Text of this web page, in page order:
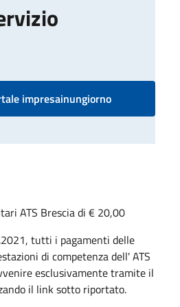
impresainungiorno
ATS Brescia di € 20,00
tutti i pagamenti delle
di competenza dell' ATS
esclusivamente tramite il
il link sotto riportato.